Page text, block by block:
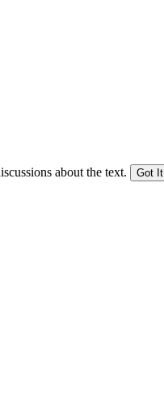
about the text. Got It